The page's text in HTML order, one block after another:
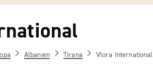
Albanien Tirana Vlora International